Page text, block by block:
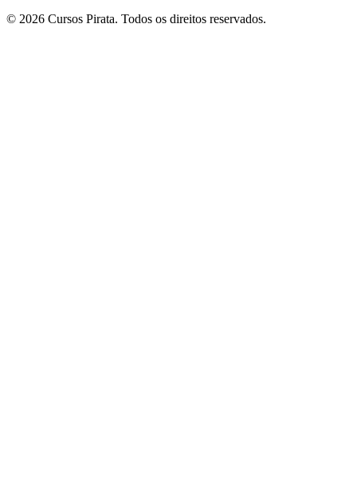
© 2026 Cursos Pirata. Todos os direitos reservados.